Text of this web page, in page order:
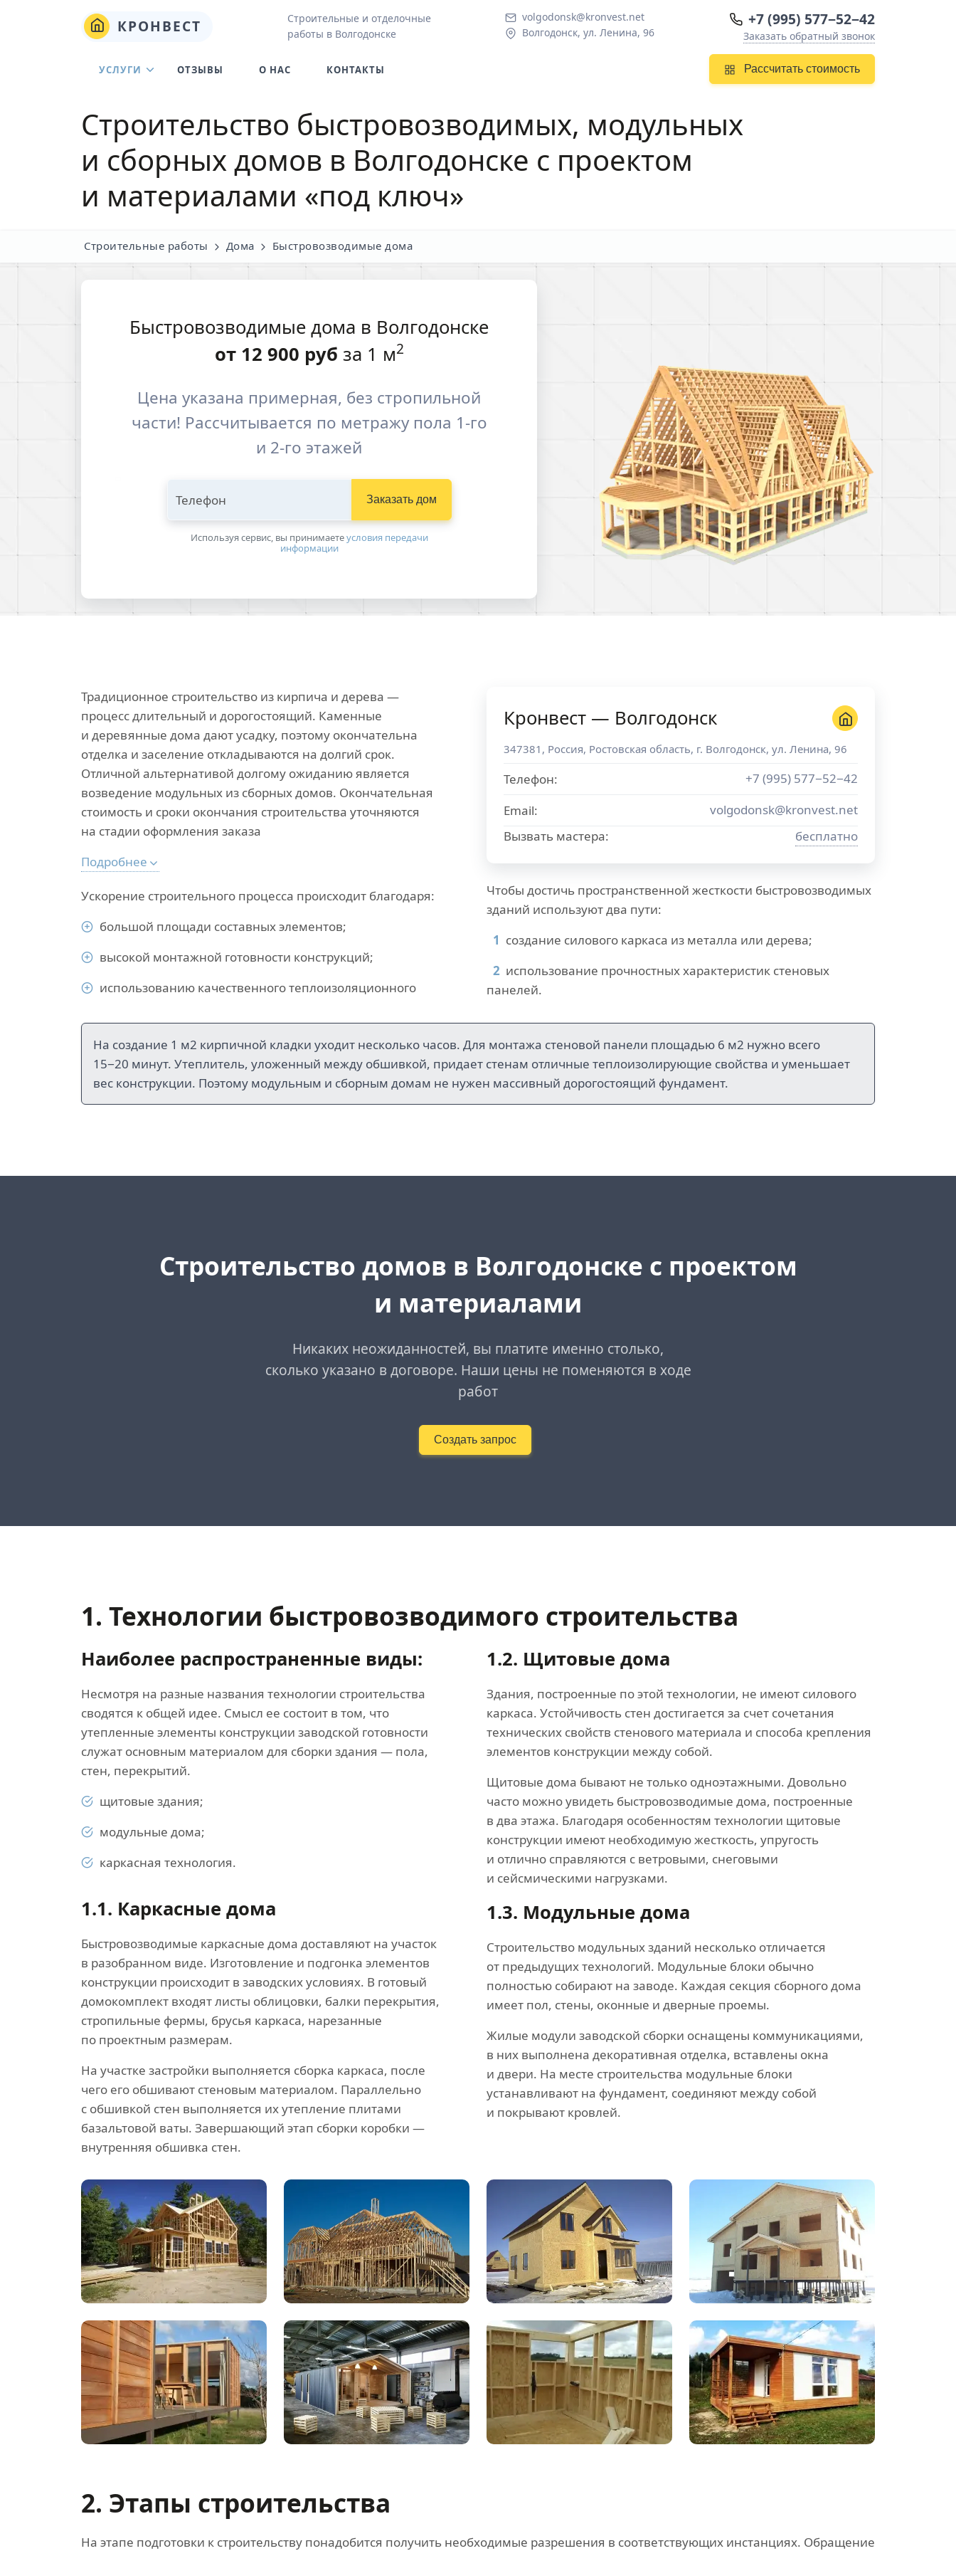
КРОНВЕСТ
Строительные и отделочные
работы в Волгодонске
volgodonsk@kronvest.net
Волгодонск, ул. Ленина, 96
+7 (995) 577−52−42
Заказать обратный звонок
Рассчитать стоимость
УСЛУГИ ОТЗЫВЫ О НАС КОНТАКТЫ
Строительство быстровозводимых, модульных
и сборных домов в Волгодонске с проектом
и материалами «под ключ»
Строительные работы Дома Быстровозводимые дома
Быстровозводимые дома в Волгодонске
от 12 900 руб за 1 м2
Цена указана примерная, без стропильной
части! Рассчитывается по метражу пола 1-го
и 2-го этажей
Телефон Заказать дом
Используя сервис, вы принимаетeусловия передачи
информации
Традиционное строительство из кирпича и дерева —
процесс длительный и дорогостоящий. Каменные
и деревянные дома дают усадку, поэтому окончательна
отделка и заселение откладываются на долгий срок.
Отличной альтернативой долгому ожиданию является
возведение модульных из сборных домов. Окончательная
стоимость и сроки окончания строительства уточняются
на стадии оформления заказа
Подробнее
Ускорение строительного процесса происходит благодаря:
большой площади составных элементов;
высокой монтажной готовности конструкций;
использованию качественного теплоизоляционного
Кронвест — Волгодонск
347381 , Россия, Ростовская область, г. Волгодонск, ул. Ленина, 96
Телефон:
+7 (995) 577−52−42
Email:
volgodonsk@kronvest.net
Вызвать мастера:
бесплатно
Чтобы достичь пространственной жесткости быстровозводимых
зданий используют два пути:
создание силового каркаса из металла или дерева;
использование прочностных характеристик стеновых
панелей.
На создание 1 м2 кирпичной кладки уходит несколько часов. Для монтажа стеновой панели площадью 6 м2 нужно всего
15−20 минут. Утеплитель, уложенный между обшивкой, придает стенам отличные теплоизолирующие свойства и уменьшает
вес конструкции. Поэтому модульным и сборным домам не нужен массивный дорогостоящий фундамент.
Cтроительство домов в Волгодонске с проектом
и материалами
Никаких неожиданностей, вы платите именно столько,
сколько указано в договоре. Наши цены не поменяются в ходе
работ
Создать запрос
1. Технологии быстровозводимого строительства
Наиболее распространенные виды:
Несмотря на разные названия технологии строительства
сводятся к общей идее. Смысл ее состоит в том, что
утепленные элементы конструкции заводской готовности
служат основным материалом для сборки здания — пола,
стен, перекрытий.
щитовые здания;
модульные дома;
каркасная технология.
1.1. Каркасные дома
Быстровозводимые каркасные дома доставляют на участок
в разобранном виде. Изготовление и подгонка элементов
конструкции происходит в заводских условиях. В готовый
домокомплект входят листы облицовки, балки перекрытия,
стропильные фермы, брусья каркаса, нарезанные
по проектным размерам.
На участке застройки выполняется сборка каркаса, после
чего его обшивают стеновым материалом. Параллельно
с обшивкой стен выполняется их утепление плитами
базальтовой ваты. Завершающий этап сборки коробки —
внутренняя обшивка стен.
1.2. Щитовые дома
Здания, построенные по этой технологии, не имеют силового
каркаса. Устойчивость стен достигается за счет сочетания
технических свойств стенового материала и способа крепления
элементов конструкции между собой.
Щитовые дома бывают не только одноэтажными. Довольно
часто можно увидеть быстровозводимые дома, построенные
в два этажа. Благодаря особенностям технологии щитовые
конструкции имеют необходимую жесткость, упругость
и отлично справляются с ветровыми, снеговыми
и сейсмическими нагрузками.
1.3. Модульные дома
Строительство модульных зданий несколько отличается
от предыдущих технологий. Модульные блоки обычно
полностью собирают на заводе. Каждая секция сборного дома
имеет пол, стены, оконные и дверные проемы.
Жилые модули заводской сборки оснащены коммуникациями,
в них выполнена декоративная отделка, вставлены окна
и двери. На месте строительства модульные блоки
устанавливают на фундамент, соединяют между собой
и покрывают кровлей.
2. Этапы строительства
На этапе подготовки к строительству понадобится получить необходимые разрешения в соответствующих инстанциях. Обращение